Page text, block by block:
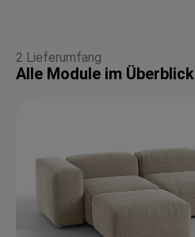
2 Lieferumfang
Alle Module im Überblick